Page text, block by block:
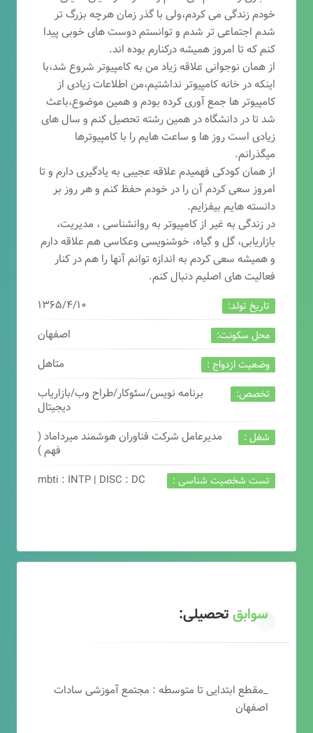
خودم زندگی می کردم،ولی با گذر زمان هرچه بزرگ تر
شدم اجتماعی تر شدم و توانستم دوست های خوبی پیدا
کنم که تا امروز همیشه درکنارم بوده اند.
از همان نوجوانی علاقه زیاد من به کامپیوتر شروع شد،با
اینکه در خانه کامپیوتر نداشتیم،من اطلاعات زیادی از
کامپیوتر ها جمع آوری کرده بودم و همین موضوع،باعث
شد تا در دانشگاه در همین رشته تحصیل کنم و سال های
زیادی است روز ها و ساعت هایم را با کامپیوترها
میگذرانم.
از همان کودکی فهمیدم علاقه عجیبی به یادگیری دارم و تا
امروز سعی کردم آن را در خودم حفظ کنم و هر روز بر
دانسته هایم بیفزایم.
در زندگی به غیر از کامپیوتر به روانشناسی ، مدیریت،
بازاریابی، گل و گیاه، خوشنویسی وعکاسی هم علاقه دارم
و همیشه سعی کردم به اندازه توانم آنها را هم در کنار
فعالیت های اصلیم دنبال کنم.
تاریخ تولد: ۱۳۶۵/۴/۱۰
محل سکونت: اصفهان
وضعیت ازدواج : متاهل
تخصص:
برنامه نویس/سئوکار/طراح وب/بازاریاب
دیجیتال
شغل :
مدیرعامل شرکت فناوران هوشمند میرداماد (
فهم )
تست شخصیت شناسی : mbti : INTP | DISC : DC
سوابقتحصیلی:
_مقطع ابتدایی تا متوسطه : مجتمع آموزشی سادات
اصفهان